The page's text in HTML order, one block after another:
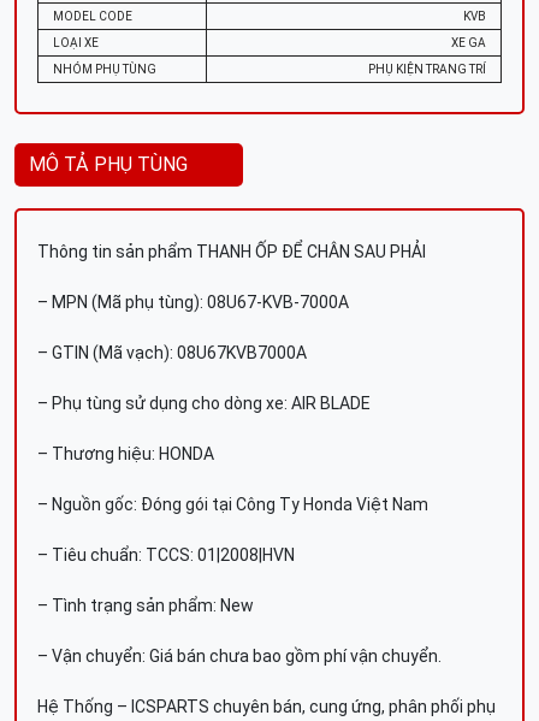
MODEL CODE
KVB
LOẠI XE
XE GA
NHÓM PHỤ TÙNG
PHỤ KIỆN TRANG TRÍ
MÔ TẢ PHỤ TÙNG
Thông tin sản phẩm THANH ỐP ĐỂ CHÂN SAU PHẢI
– MPN (Mã phụ tùng): 08U67-KVB-7000A
– GTIN (Mã vạch): 08U67KVB7000A
– Phụ tùng sử dụng cho dòng xe: AIR BLADE
– Thương hiệu: HONDA
– Nguồn gốc: Đóng gói tại Công Ty Honda Việt Nam
– Tiêu chuẩn: TCCS: 01|2008|HVN
– Tình trạng sản phẩm: New
– Vận chuyển: Giá bán chưa bao gồm phí vận chuyển.
Hệ Thống – ICSPARTS chuyên bán, cung ứng, phân phối phụ